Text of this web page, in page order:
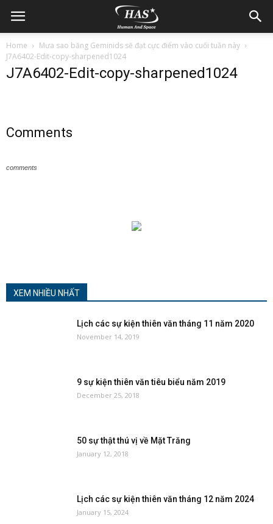
Home
Mưa sao băng Geminids sẽ đạt cực điểm vào cuối tuần này
J7A6402-Edit-copy-sharpened1024
J7A6402-Edit-copy-sharpened1024
Comments
comments
XEM NHIỀU NHẤT
Lịch các sự kiện thiên văn tháng 11 năm 2020
November 14, 2019
9 sự kiện thiên văn tiêu biểu năm 2019
December 25, 2018
50 sự thật thú vị về Mặt Trăng
January 12, 2018
Lịch các sự kiện thiên văn tháng 12 năm 2024
January 15, 2024